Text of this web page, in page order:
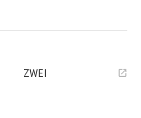
ZWEI